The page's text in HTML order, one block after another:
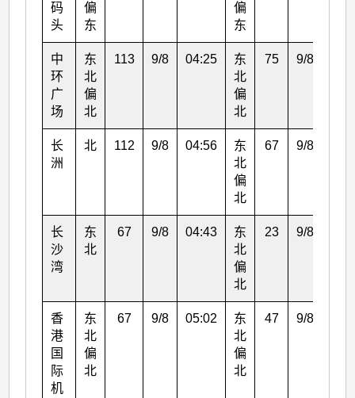
码
头
偏
东
偏
东
中
环
广
场
东
北
偏
北
113 9/8 04:25
东
北
偏
北
75 9/8
长
洲
北 112 9/8 04:56
东
北
偏
北
67 9/8
长
沙
湾
东
北
67 9/8 04:43
东
北
偏
北
23 9/8
香
港
国
际
机
东
北
偏
北
67 9/8 05:02
东
北
偏
北
47 9/8